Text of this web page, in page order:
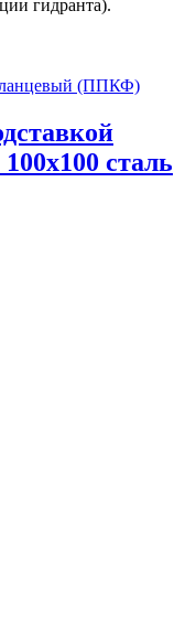
гидранта).
(ППКФ)
сталь